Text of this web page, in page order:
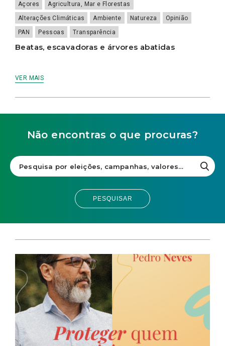
Açores
Agricultura, Mar e Florestas
Alterações Climáticas
Ambiente Natureza
Opinião
PAN
Pessoas Transparência
Beatas, escavadoras e árvores abatidas
VER MAIS
Não encontras o que procuras?
PESQUISAR